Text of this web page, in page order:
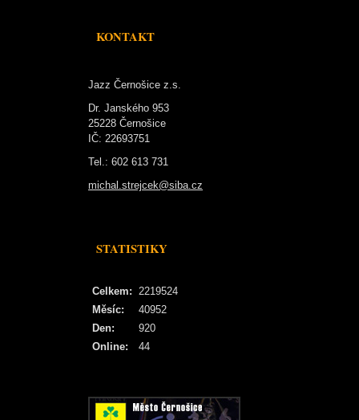
KONTAKT
Jazz Černošice z.s.
Dr. Janského 953
25228 Černošice
IČ: 22693751
Tel.: 602 613 731
michal.strejcek@siba.cz
STATISTIKY
Online: 44
Celkem: 2219524
Měsíc:
40952
Den:
920